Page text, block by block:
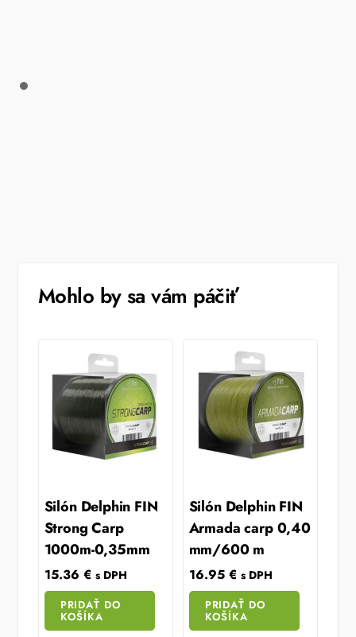
Mohlo by sa vám páčiť
Silón Delphin FIN
Strong Carp
1000m-0,35mm
15.36 € s DPH
PRIDAŤ DO
KOŠÍKA
Silón Delphin FIN
Armada carp 0,40
mm/600 m
16.95 € s DPH
PRIDAŤ DO
KOŠÍKA